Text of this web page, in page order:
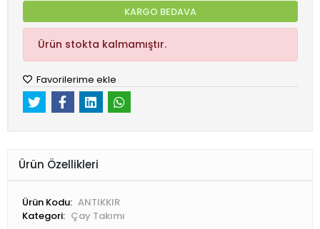
KARGO BEDAVA
Ürün stokta kalmamıştır.
Favorilerime ekle
Ürün Özellikleri
Ürün Kodu: ANTIKKIR
Kategori: Çay Takımı